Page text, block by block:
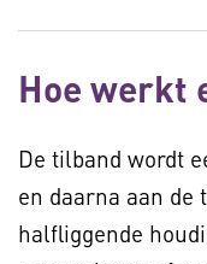
Hoe werkt
De tilband wordt
en daarna aan
halfliggende